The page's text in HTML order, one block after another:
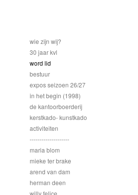
wie zijn wij?
30 jaar kvl
word lid
bestuur
expos seizoen 26/27
in het begin (1998)
de kantoorboerderij
kerstkado- kunstkado
activiteiten
--------------------
maria blom
mieke ter brake
arend van dam
herman deen
willy felice